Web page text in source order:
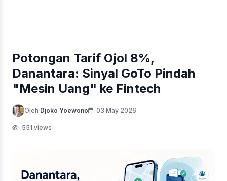
Potongan Tarif Ojol 8%,
Danantara: Sinyal GoTo Pindah
"Mesin Uang" ke Fintech
Oleh Djoko Yoewono 03 May 2026
551 views